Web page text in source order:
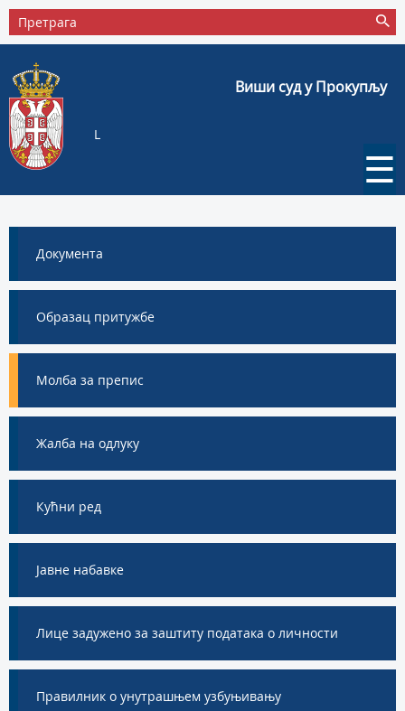
Виши суд у Прокупљу
L
☰
Документа
Образац притужбе
Молба за препис
Жалба на одлуку
Кућни ред
Jавне набавке
Лице задужено за заштиту података о личности
Правилник о унутрашњем узбуњивању